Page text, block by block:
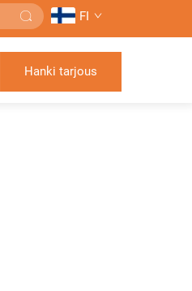
FI
Hanki tarjous